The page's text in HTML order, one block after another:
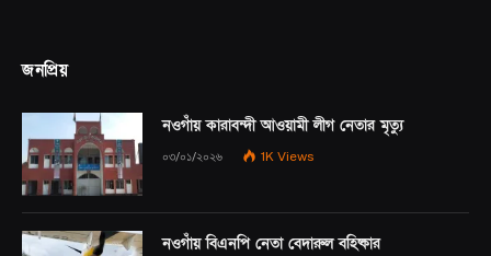
জনপ্রিয়
নওগাঁয় কারাবন্দী আওয়ামী লীগ নেতার মৃত্যু
০৩/০১/২০২৬ 1K Views
নওগাঁয় বিএনপি নেতা বেদারুল বহিষ্কার